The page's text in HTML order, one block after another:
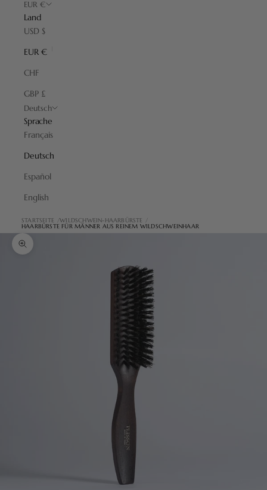
EUR €
Land
USD $
EUR €
CHF
GBP £
Deutsch
Sprache
Français
Deutsch
Español
English
STARTSEITE WILDSCHWEIN-HAARBÜRSTE
HAARBÜRSTE FÜR MÄNNER AUS REINEM WILDSCHWEINHAAR
Bild vergrößern